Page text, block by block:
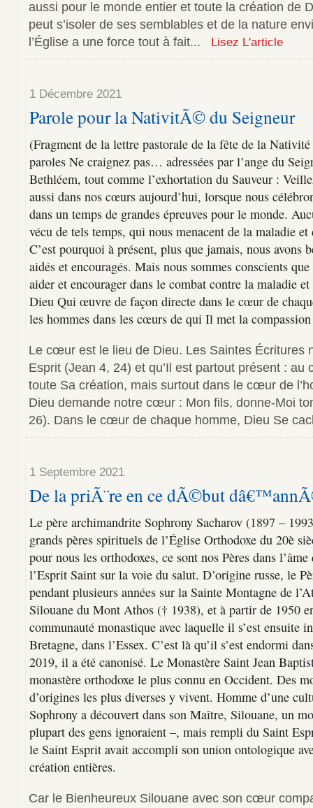
aussi pour le monde entier et toute la création de
peut s’isoler de ses semblables et de la nature
l’Église a une force tout à fait...
Lisez L'article
1 Décembre 2021
Parole pour la NativitÃ© du Seigneur
(Fragment de la lettre pastorale de la fête de la
paroles Ne craignez pas… adressées par l’ange du
Bethléem, tout comme l’exhortation du Sauveur :
aussi dans nos cœurs aujourd’hui, lorsque nous
dans un temps de grandes épreuves pour le monde.
vécu de tels temps, qui nous menacent de la maladie
C’est pourquoi à présent, plus que jamais, nous avons
aidés et encouragés. Mais nous sommes conscients
aider et encourager dans le combat contre la maladie
Dieu Qui œuvre de façon directe dans le cœur de
les hommes dans les cœurs de qui Il met la
Le cœur est le lieu de Dieu. Les Saintes Écritures
Esprit (Jean 4, 24) et qu’Il est partout présent : au
toute Sa création, mais surtout dans le cœur de
Dieu demande notre cœur : Mon fils, donne-Moi
26). Dans le cœur de chaque homme, Dieu Se
1 Septembre 2021
De la priÃ¨re en ce dÃ©but
Le père archimandrite Sophrony Sacharov (1897 –
grands pères spirituels de l’Église Orthodoxe du 20è
pour nous les orthodoxes, ce sont nos Pères dans
l’Esprit Saint sur la voie du salut. D’origine russe, le
pendant plusieurs années sur la Sainte Montagne de
Silouane du Mont Athos († 1938), et à partir de 1950
communauté monastique avec laquelle il s’est ensuite
Bretagne, dans l’Essex. C’est là qu’il s’est endormi
2019, il a été canonisé. Le Monastère Saint Jean
monastère orthodoxe le plus connu en Occident. Des
d’origines les plus diverses y vivent. Homme d’une
Sophrony a découvert dans son Maître, Silouane, un
plupart des gens ignoraient –, mais rempli du Saint
le Saint Esprit avait accompli son union ontologique
création entières.
Car le Bienheureux Silouane avec son cœur